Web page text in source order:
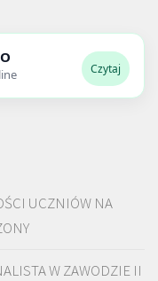
Czytaj
UCZNIÓW NA
W ZAWODZIE II